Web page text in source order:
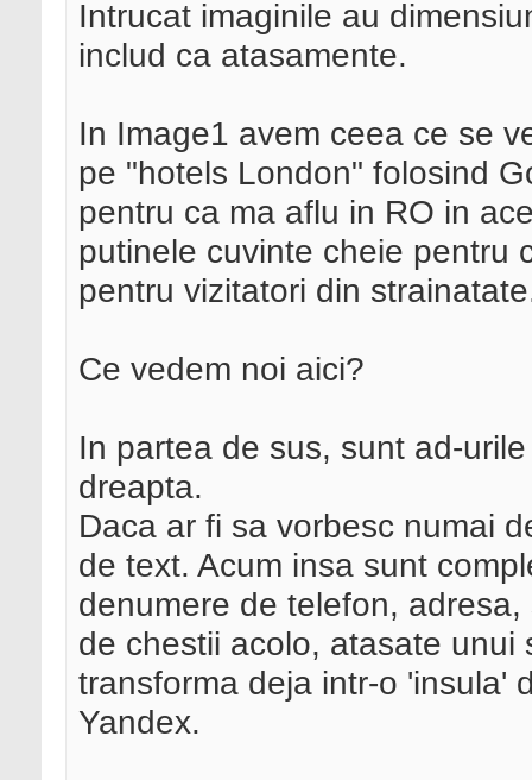
Intrucat imaginile au
includ ca atasamente.
In Image1 avem ceea ce se
pe "hotels London" folosind
pentru ca ma aflu in RO in
putinele cuvinte cheie pentru
pentru vizitatori din
Ce vedem noi aici?
In partea de sus, sunt ad-
dreapta.
Daca ar fi sa vorbesc numai
de text. Acum insa sunt
denumere de telefon,
de chestii acolo, atasate unui
transforma deja intr-o 'insula'
Yandex.